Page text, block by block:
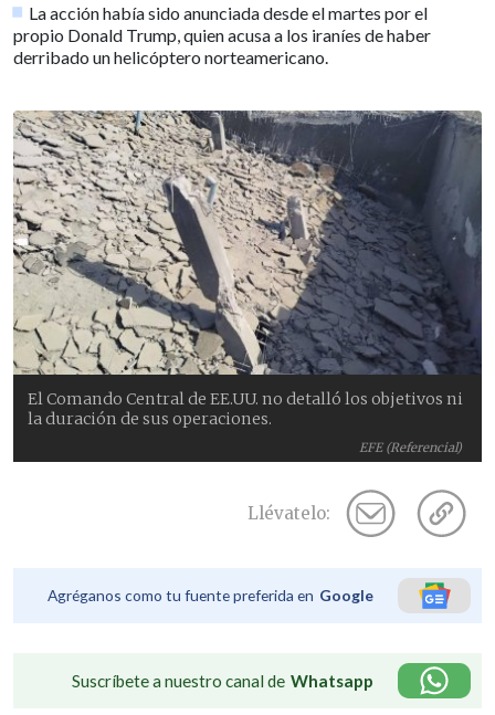
La acción había sido anunciada desde el martes por el
propio Donald Trump, quien acusa a los iraníes de haber
derribado un helicóptero norteamericano.
EFE (Referencial)
El Comando Central de EE.UU. no detalló los objetivos ni
la duración de sus operaciones.
Llévatelo:
Agréganos como tu fuente preferida en Google
Suscríbete a nuestro canal de Whatsapp